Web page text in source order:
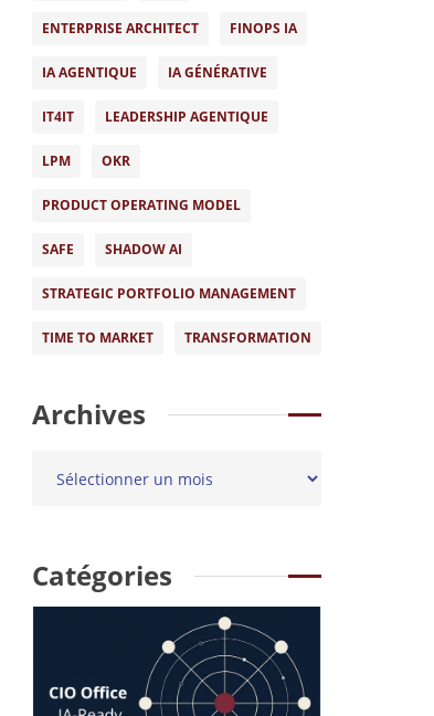
ENTERPRISE ARCHITECT FINOPS IA
IA AGENTIQUE IA GÉNÉRATIVE
IT4IT LEADERSHIP AGENTIQUE
LPM OKR
PRODUCT OPERATING MODEL
SAFE SHADOW AI
STRATEGIC PORTFOLIO MANAGEMENT
TIME TO MARKET TRANSFORMATION
Archives
Catégories